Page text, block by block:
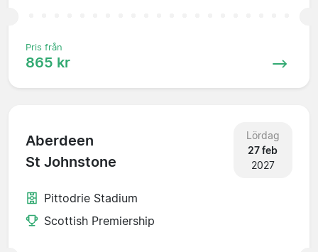
Pris från
865 kr
Aberdeen
St Johnstone
Lördag
27 feb
2027
Pittodrie Stadium
Scottish Premiership